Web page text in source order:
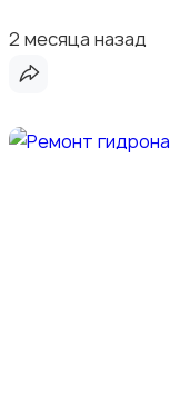
2 месяца назад